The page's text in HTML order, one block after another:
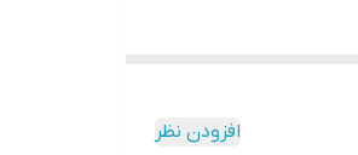
افزودن نظر